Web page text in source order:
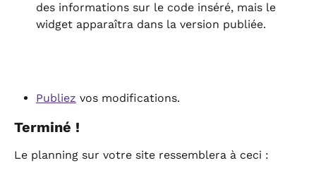
des informations sur le code inséré, mais le
widget apparaîtra dans la version publiée.
Publiez vos modifications.
Terminé !
Le planning sur votre site ressemblera à ceci :